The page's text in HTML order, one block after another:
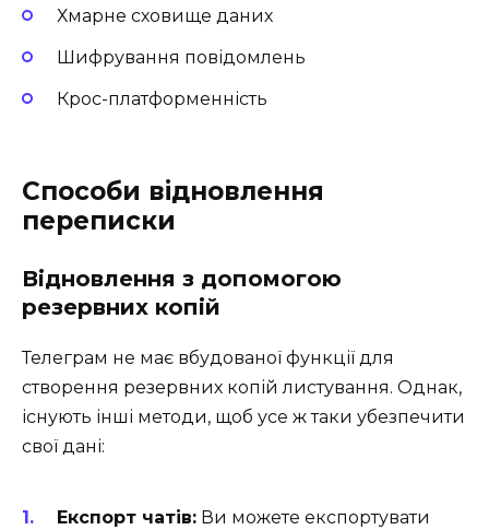
Хмарне сховище даних
Шифрування повідомлень
Крос-платформенність
Способи відновлення
переписки
Відновлення з допомогою
резервних копій
Телеграм не має вбудованої функції для
створення резервних копій листування. Однак,
існують інші методи, щоб усе ж таки убезпечити
свої дані:
Експорт чатів: Ви можете експортувати